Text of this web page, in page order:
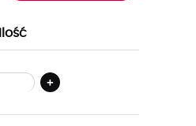
Ilość
+